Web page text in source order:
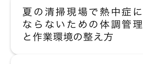
夏の清掃現場で熱中症に
ならないための体調管理
と作業環境の整え方